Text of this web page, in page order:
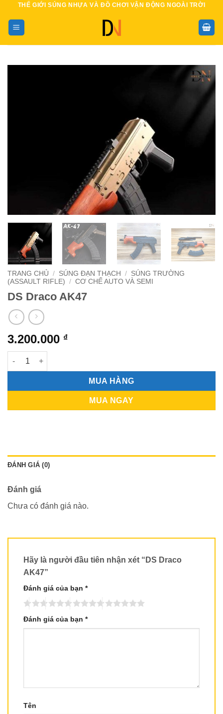
qua
dung
THẾ GIỚI SÚNG NHỰA VÀ ĐỒ CHƠI VẬN ĐỘNG NGOÀI TRỜI
TRANG CHỦ / SÚNG ĐẠN THẠCH / SÚNG TRƯỜNG
(ASSAULT RIFLE)
/ CƠ CHẾ AUTO VÀ SEMI
DS Draco AK47
3.200.000 ₫
DS Draco AK47 số lượng
MUA HÀNG
MUA NGAY
ĐÁNH GIÁ (0)
Đánh giá
Chưa có đánh giá nào.
Hãy là người đầu tiên nhận xét “DS Draco
AK47”
Đánh giá của bạn *
Đánh giá của bạn *
Tên